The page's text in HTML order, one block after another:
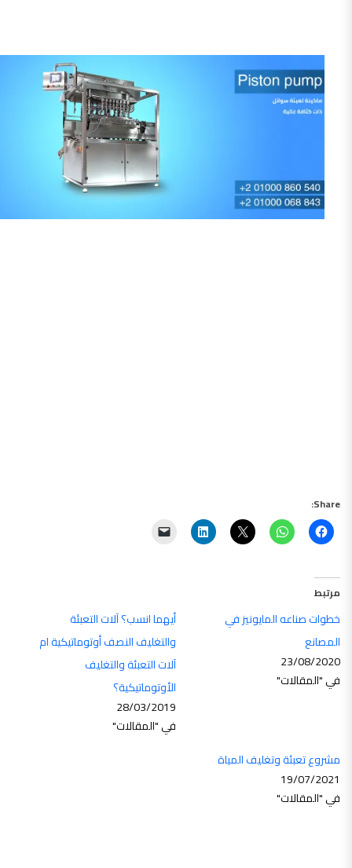
Share:
مرتبط
خطوات صناعه المايونيز في
المصانع
23/08/2020
في "المقالات"
أيهما انسب؟ آلات التعبئة
والتغليف النصف أوتوماتيكية ام
آلات التعبئة والتغليف
الأوتوماتيكية؟
28/03/2019
في "المقالات"
مشروع تعبئة وتغليف المياة
19/07/2021
في "المقالات"